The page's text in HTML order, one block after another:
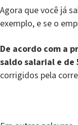
Agora que você já
exemplo, e se o
De acordo com a
saldo salarial e de
corrigidos pela